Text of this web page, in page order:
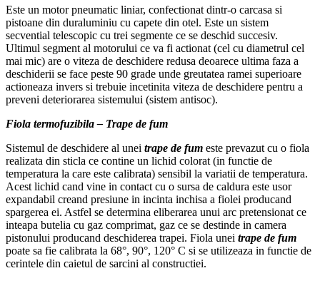
Este un motor pneumatic liniar, confectionat dintr-o carcasa si
pistoane din duraluminiu cu capete din otel. Este un sistem
secvential telescopic cu trei segmente ce se deschid succesiv.
Ultimul segment al motorului ce va fi actionat (cel cu diametrul cel
mai mic) are o viteza de deschidere redusa deoarece ultima faza a
deschiderii se face peste 90 grade unde greutatea ramei superioare
actioneaza invers si trebuie incetinita viteza de deschidere pentru a
preveni deteriorarea sistemului (sistem antisoc).
Fiola termofuzibila – Trape de fum
Sistemul de deschidere al unei trape de fum este prevazut cu o fiola
realizata din sticla ce contine un lichid colorat (in functie de
temperatura la care este calibrata) sensibil la variatii de temperatura.
Acest lichid cand vine in contact cu o sursa de caldura este usor
expandabil creand presiune in incinta inchisa a fiolei producand
spargerea ei. Astfel se determina eliberarea unui arc pretensionat ce
inteapa butelia cu gaz comprimat, gaz ce se destinde in camera
pistonului producand deschiderea trapei. Fiola unei trape de fum
poate sa fie calibrata la 68°, 90°, 120° C si se utilizeaza in functie de
cerintele din caietul de sarcini al constructiei.